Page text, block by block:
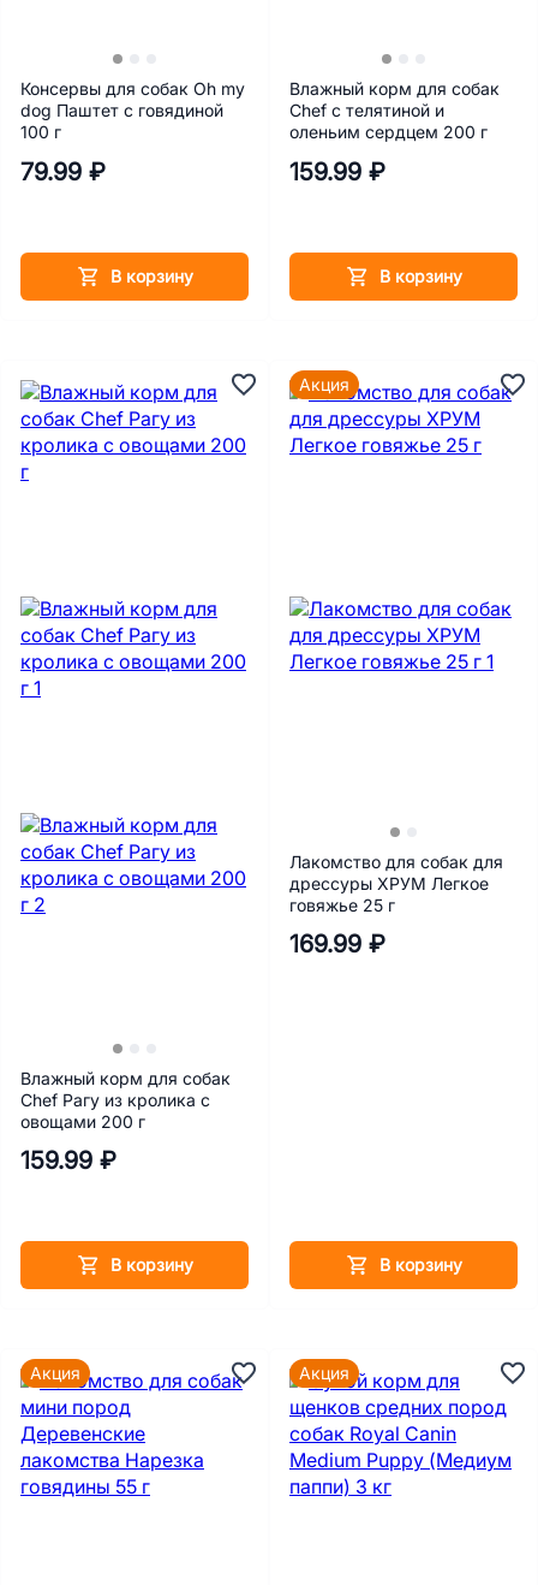
Консервы для собак Oh my
dog Паштет с говядиной
100 г
79.99 ₽
В корзину
Влажный корм для собак
Chef с телятиной и
оленьим сердцем 200 г
159.99 ₽
В корзину
Влажный корм для собак
Chef Рагу из кролика с
овощами 200 г
159.99 ₽
В корзину
Лакомство для собак для
дрессуры ХРУМ Легкое
говяжье 25 г
169.99 ₽
В корзину
Акция
Акция Акция